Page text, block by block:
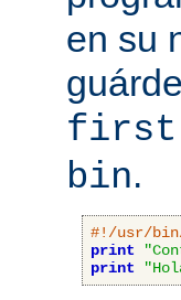
en su
bin.
#!/usr/
print
print